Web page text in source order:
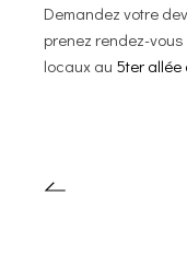
Demandez votre
prenez rendez-
locaux au 5ter allée